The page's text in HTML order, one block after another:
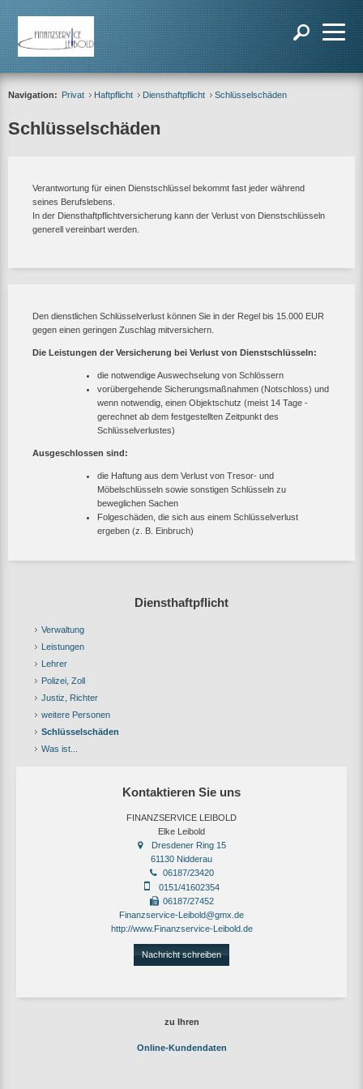
Diensthaftpflicht
Verwaltung
Leistungen
Lehrer
Polizei, Zoll
Justiz, Richter
weitere Personen
Schlüsselschäden
Was ist...
Kontaktieren Sie uns
FINANZSERVICE LEIBOLD
Elke Leibold
Dresdener Ring 15
61130 Nidderau
06187/23420
0151/41602354
06187/27452
Finanzservice-Leibold@gmx.de
http://www.Finanzservice-Leibold.de
Nachricht schreiben
zu Ihren
Online-Kundendaten
Navigation: Privat Haftpflicht Diensthaftpflicht Schlüsselschäden
Schlüsselschäden
Verantwortung für einen Dienstschlüssel bekommt fast jeder während
seines Berufslebens.
In der Diensthaftpflichtversicherung kann der Verlust von Dienstschlüsseln
generell vereinbart werden.
Den dienstlichen Schlüsselverlust können Sie in der Regel bis 15.000 EUR
gegen einen geringen Zuschlag mitversichern.
Die Leistungen der Versicherung bei Verlust von Dienstschlüsseln:
die notwendige Auswechselung von Schlössern
vorübergehende Sicherungsmaßnahmen (Notschloss) und
wenn notwendig, einen Objektschutz (meist 14 Tage -
gerechnet ab dem festgestellten Zeitpunkt des
Schlüsselverlustes)
Ausgeschlossen sind:
die Haftung aus dem Verlust von Tresor- und
Möbelschlüsseln sowie sonstigen Schlüsseln zu
beweglichen Sachen
Folgeschäden, die sich aus einem Schlüsselverlust
ergeben (z. B. Einbruch)